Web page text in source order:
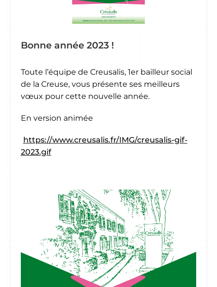
Bonne année 2023 !
Toute l’équipe de Creusalis, 1er bailleur social
de la Creuse, vous présente ses meilleurs
vœux pour cette nouvelle année.
En version animée
https://www.creusalis.fr/IMG/creusalis-gif-
2023.gif